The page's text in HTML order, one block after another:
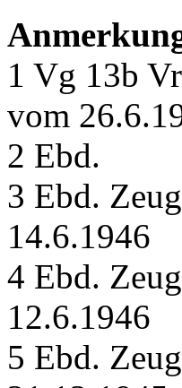
1 Vg 13b
vom
2 Ebd.
3 Ebd.
14.6.1946
4 Ebd.
12.6.1946
5 Ebd.